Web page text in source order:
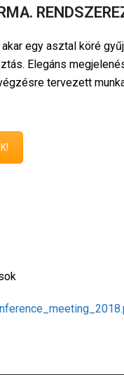
egy asztal köré
Elegáns
tervezett